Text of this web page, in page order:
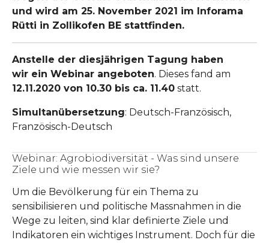
und wird am 25. November 2021 im Inforama
Rütti in Zollikofen BE stattfinden.
Anstelle der diesjährigen Tagung haben
wir ein Webinar angeboten. Dieses fand am
12.11.2020 von 10.30 bis ca. 11.40 statt.
Simultanübersetzung: Deutsch-Französisch,
Französisch-Deutsch
Webinar: Agrobiodiversität - Was sind unsere
Ziele und wie messen wir sie?
Um die Bevölkerung für ein Thema zu
sensibilisieren und politische Massnahmen in die
Wege zu leiten, sind klar definierte Ziele und
Indikatoren ein wichtiges Instrument. Doch für die